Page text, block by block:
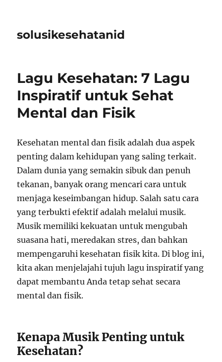
solusikesehatanid
Lagu Kesehatan: 7 Lagu
Inspiratif untuk Sehat
Mental dan Fisik
Kesehatan mental dan fisik adalah dua aspek
penting dalam kehidupan yang saling terkait.
Dalam dunia yang semakin sibuk dan penuh
tekanan, banyak orang mencari cara untuk
menjaga keseimbangan hidup. Salah satu cara
yang terbukti efektif adalah melalui musik.
Musik memiliki kekuatan untuk mengubah
suasana hati, meredakan stres, dan bahkan
mempengaruhi kesehatan fisik kita. Di blog ini,
kita akan menjelajahi tujuh lagu inspiratif yang
dapat membantu Anda tetap sehat secara
mental dan fisik.
Kenapa Musik Penting untuk
Kesehatan?